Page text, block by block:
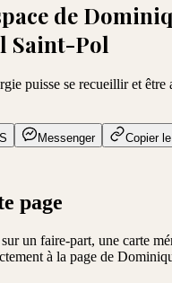
de
Saint-Pol
puisse se recueillir et être
Messenger Copier
page
un faire-part, une carte
à la page de